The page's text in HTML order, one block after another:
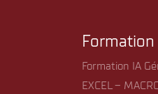
Formation IA
EXCEL –